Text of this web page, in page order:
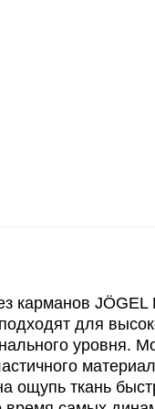
карманов
для
уровня.
ощупь ткань